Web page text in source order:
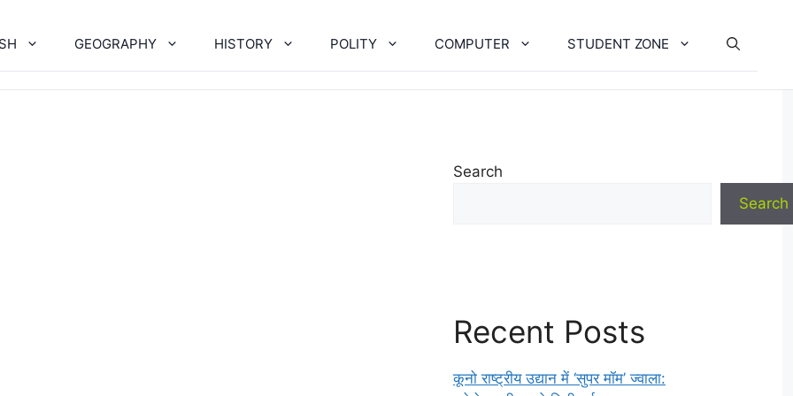
GEOGRAPHY HISTORY POLITY COMPUTER STUDENT ZONE
Search
Search
Recent Posts
कूनो राष्ट्रीय उद्यान में ‘सुपर मॉम’ ज्वाला: